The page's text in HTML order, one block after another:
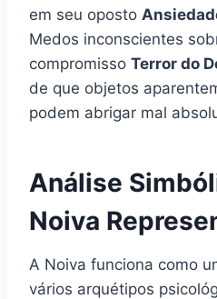
em seu oposto
Medos inconscientes
compromisso Terror do
de que objetos
podem abrigar mal
Análise
Noiva
A Noiva funciona como
vários arquétipos